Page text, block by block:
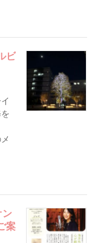
ビ
ン
案